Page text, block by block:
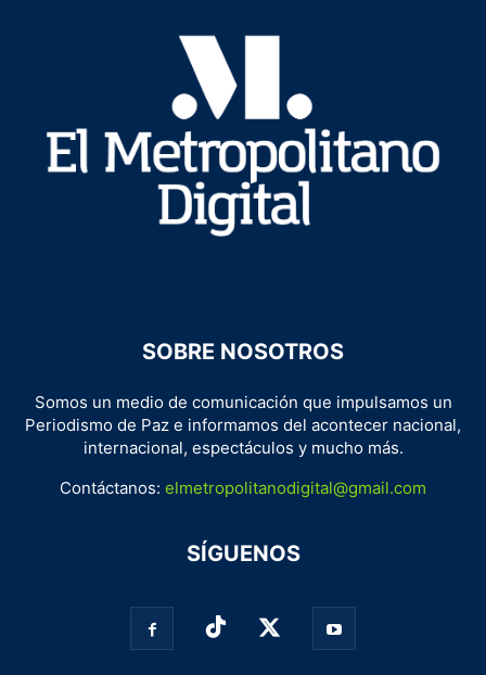
SOBRE NOSOTROS
Somos un medio de comunicación que impulsamos un
Periodismo de Paz e informamos del acontecer nacional,
internacional, espectáculos y mucho más.
Contáctanos: elmetropolitanodigital@gmail.com
SÍGUENOS